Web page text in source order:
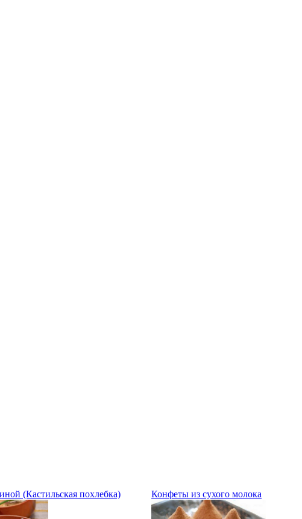
(Кастильская похлебка) Конфеты из сухого молока